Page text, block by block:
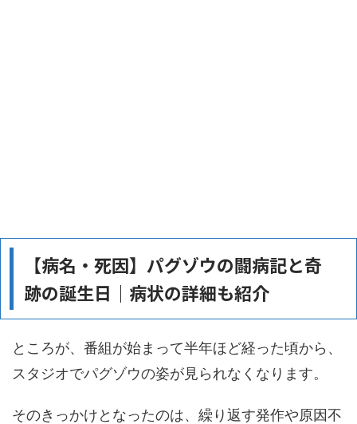
【病名・死因】パグゾウの闘病記と奇
跡の誕生日｜病状の詳細も紹介
ところが、番組が始まって半年ほど経った頃から、
スタジオでパグゾウの姿が見られなくなります。
そのきっかけとなったのは、繰り返す発作や原因不